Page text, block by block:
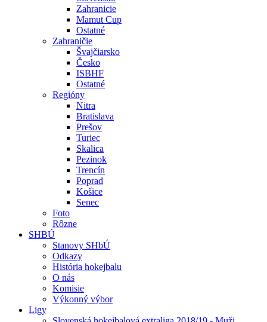
Zahranicie
Mamut Cup
Ostatné
Zahraničie
Švajčiarsko
Česko
ISBHF
Ostatné
Regióny
Nitra
Bratislava
Prešov
Turiec
Skalica
Pezinok
Trencín
Poprad
Košice
Senec
Foto
Rôzne
SHBÚ
Stanovy SHbÚ
Odkazy
História hokejbalu
O nás
Komisie
Výkonný výbor
Ligy